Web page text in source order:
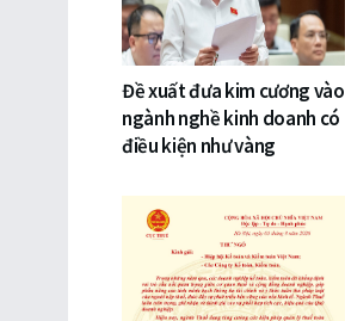
Đề xuất đưa kim cương vào
ngành nghề kinh doanh có
điều kiện như vàng